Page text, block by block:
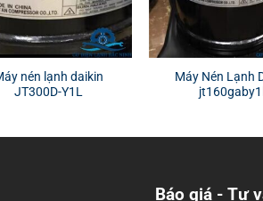
nén lạnh daikin
JT300D-Y1L
Máy Nén Lạnh
jt160gaby1l
Báo giá - Tư